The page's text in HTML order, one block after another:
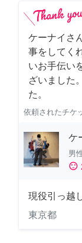
ケーナイさ
事をしてく
いお手伝い
ざいました
た。
依頼されたチケ
ケ
男
sentiment_satisfied
現役引っ越
東京都